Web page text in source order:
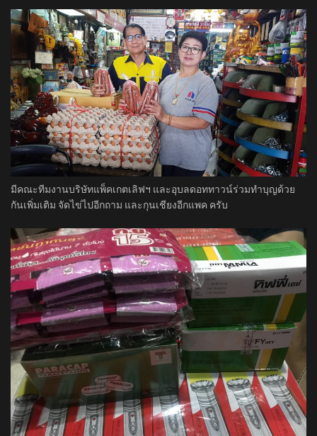
มีคณะทีมงานบริษัทแพ็คเกตเลิฟฯ​ และอุบลดอททาวน์ร่วมทำบุญด้วย
กันเพิ่มเติม จัดไข่ไปอีกถาม และกุนเชียงอีกแพค ครับ